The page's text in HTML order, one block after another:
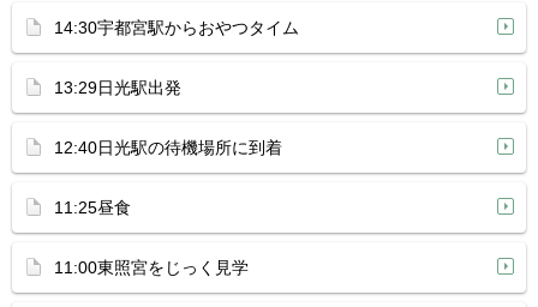
14:30宇都宮駅からおやつタイム
13:29日光駅出発
12:40日光駅の待機場所に到着
11:25昼食
11:00東照宮をじっく見学